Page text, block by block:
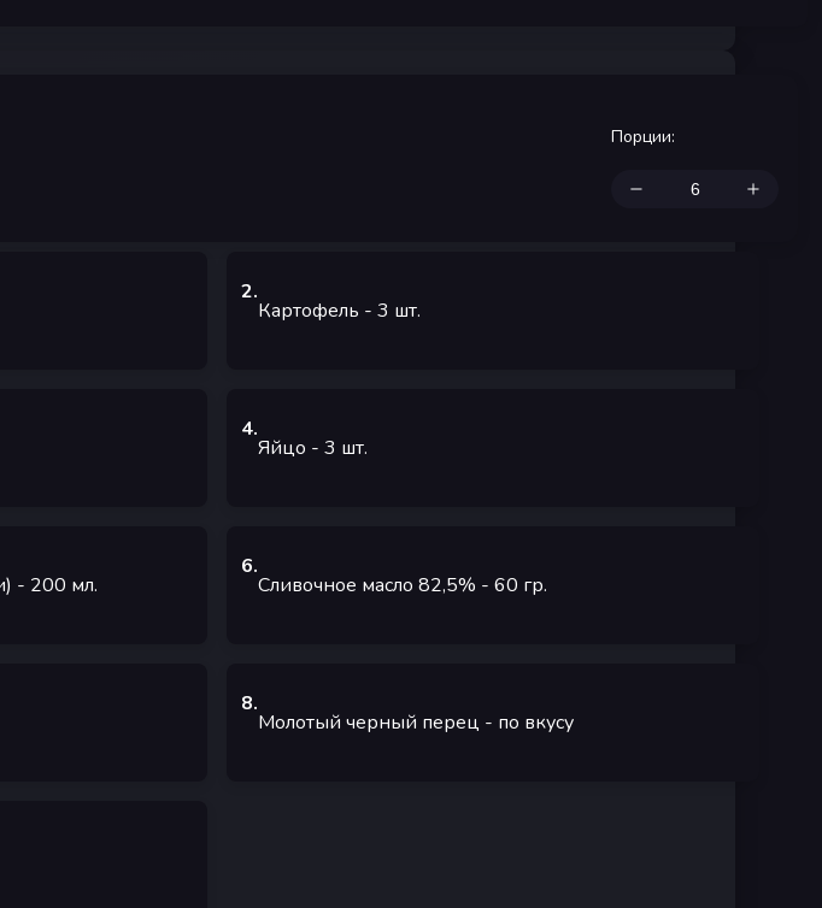
Порции:
2.
Картофель - 3 шт.
4.
Яйцо - 3 шт.
- 200 мл.
6.
Сливочное масло 82,5% - 60 гр.
8.
Молотый черный перец - по вкусу